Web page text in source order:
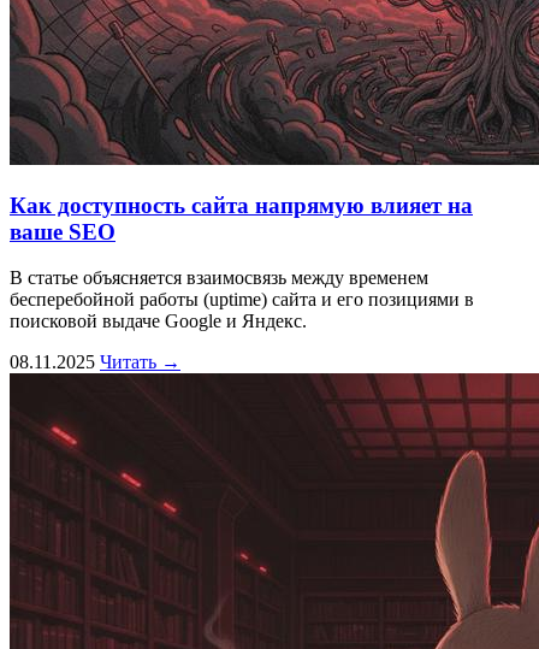
Как доступность сайта напрямую влияет на
ваше SEO
В статье объясняется взаимосвязь между временем
бесперебойной работы (uptime) сайта и его позициями в
поисковой выдаче Google и Яндекс.
08.11.2025 Читать →